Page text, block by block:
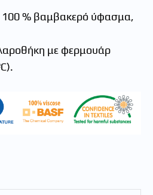
100 % βαμβακερό ύφασμα,
με φερμουάρ